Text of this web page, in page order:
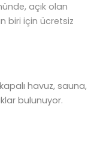
açık olan
biri için ücretsiz
havuz, sauna,
bulunuyor.